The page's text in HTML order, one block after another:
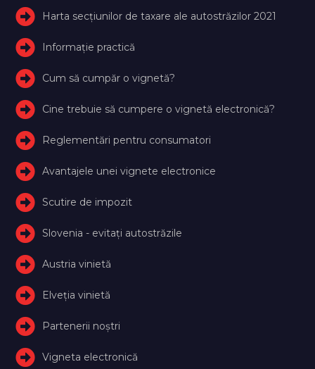
Harta secțiunilor de taxare ale autostrăzilor 2021
Informație practică
Cum să cumpăr o vignetă?
Cine trebuie să cumpere o vignetă electronică?
Reglementări pentru consumatori
Avantajele unei vignete electronice
Scutire de impozit
Slovenia - evitați autostrăzile
Austria vinietă
Elveţia vinietă
Partenerii noștri
Vigneta electronică